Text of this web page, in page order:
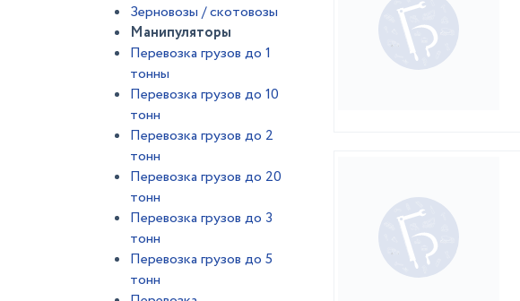
Зерновозы / скотовозы
Манипуляторы
Перевозка грузов до 1
тонны
Перевозка грузов до 10
тонн
Перевозка грузов до 2
тонн
Перевозка грузов до 20
тонн
Перевозка грузов до 3
тонн
Перевозка грузов до 5
тонн